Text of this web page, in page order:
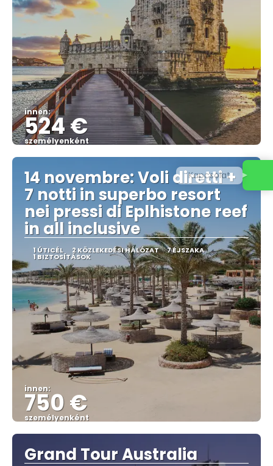
innen:
524 €
személyenként
Megnézem
14 novembre: Voli diretti +
7 notti in superbo resort
nei pressi di Eplhistone reef
in all inclusive
1 ÚTICÉL 2 KÖZLEKEDÉSI HÁLÓZAT 7 ÉJSZAKA
1 BIZTOSÍTÁSOK
innen:
750 €
személyenként
Megnézem
Grand Tour Australia
Kapcsolat